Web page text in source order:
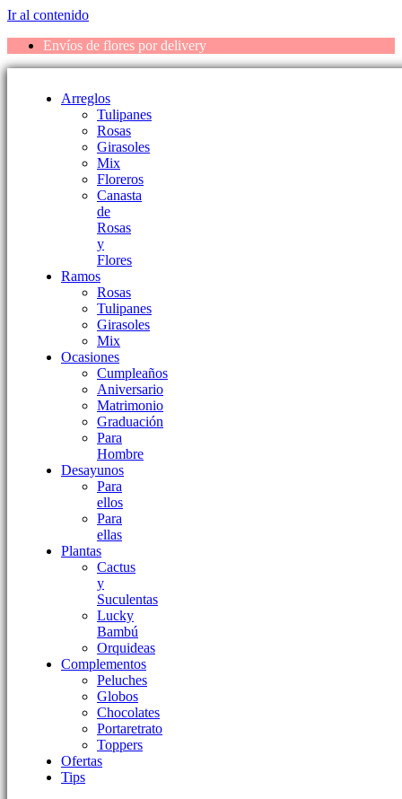
Ir al contenido
Envíos de flores por delivery
Arreglos
Tulipanes
Rosas
Girasoles
Mix
Floreros
Canasta
de
Rosas
y
Flores
Ramos
Rosas
Tulipanes
Girasoles
Mix
Ocasiones
Cumpleaños
Aniversario
Matrimonio
Graduación
Para
Hombre
Desayunos
Para
ellos
Para
ellas
Plantas
Cactus
y
Suculentas
Lucky
Bambú
Orquideas
Complementos
Peluches
Globos
Chocolates
Portaretrato
Toppers
Ofertas
Tips